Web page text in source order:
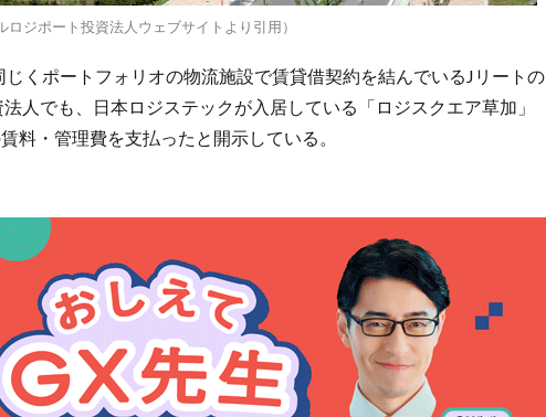
ロジポート投資法人ウェブサイトより引用）
くポートフォリオの物流施設で賃貸借契約を結んでいるJリートの
人でも、日本ロジステックが入居している「ロジスクエア草加」
料・管理費を支払ったと開示している。